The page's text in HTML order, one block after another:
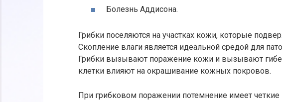
Болезнь Аддисона.
Грибки поселяются на участках кожи, которые
Скопление влаги является идеальной средой для
Грибки вызывают поражение кожи и вызывают
клетки влияют на окрашивание кожных покровов.
При грибковом поражении потемнение имеет